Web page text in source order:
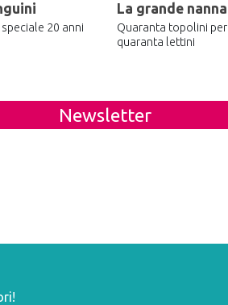
20 anni
La grande nanna
Quaranta topolini per
quaranta lettini
Newsletter